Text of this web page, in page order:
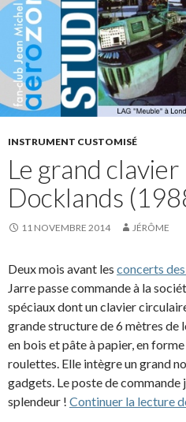
INSTRUMENT CUSTOMISÉ
Le grand
Docklands
11 NOVEMBRE 2014 JÉRÔME
Deux mois avant les concerts
Jarre passe commande à la
spéciaux dont un clavier
grande structure de 6 mètres de
en bois et pâte à papier, en
roulettes. Elle intègre un grand
gadgets. Le poste de commande
splendeur ! Continuer la lecture